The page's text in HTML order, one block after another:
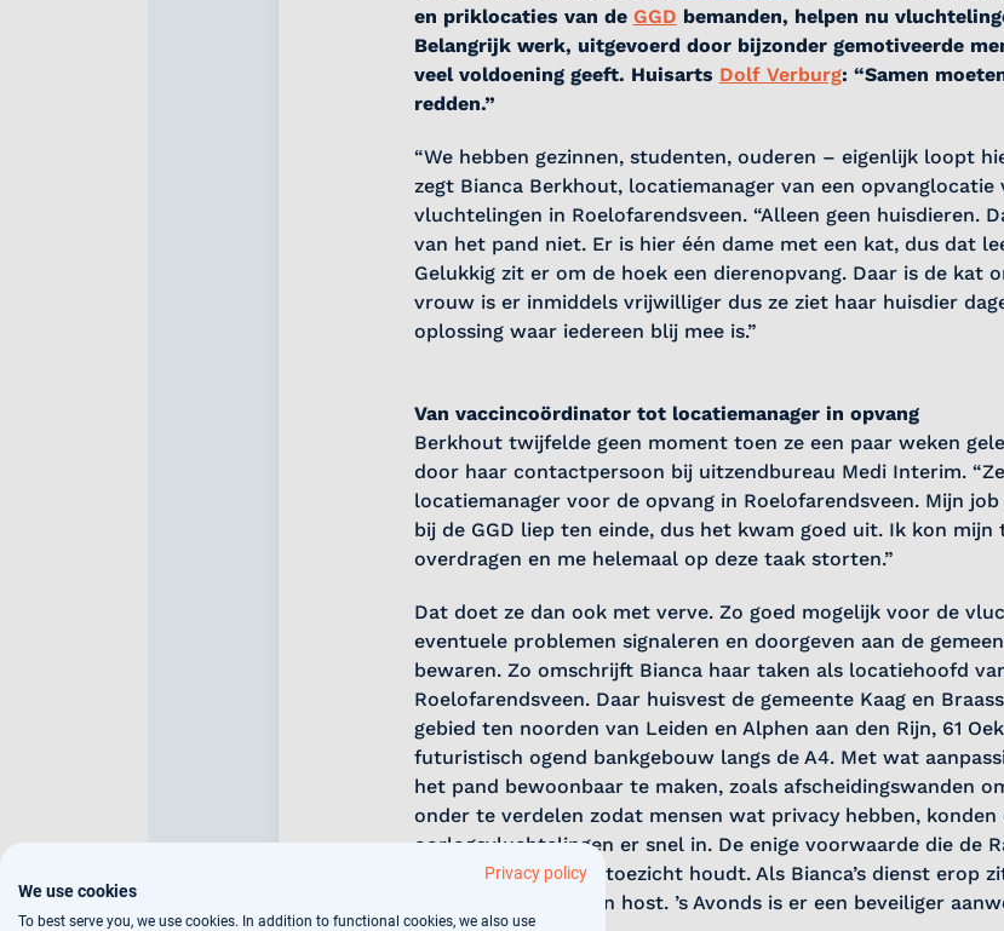
en priklocaties van de GGD bemanden, helpen nu
Belangrijk werk, uitgevoerd door bijzonder gemotiveerde
veel voldoening geeft. Huisarts Dolf Verburg: “Samen
redden.”
“We hebben gezinnen, studenten, ouderen – eigenlijk loopt
zegt Bianca Berkhout, locatiemanager van een opvanglocatie
vluchtelingen in Roelofarendsveen. “Alleen geen huisdieren.
van het pand niet. Er is hier één dame met een kat, dus dat
Gelukkig zit er om de hoek een dierenopvang. Daar is de kat
vrouw is er inmiddels vrijwilliger dus ze ziet haar huisdier
oplossing waar iedereen blij mee is.”
Van vaccincoördinator tot locatiemanager in opvang
Berkhout twijfelde geen moment toen ze een paar weken
door haar contactpersoon bij uitzendbureau Medi Interim.
locatiemanager voor de opvang in Roelofarendsveen. Mijn
bij de GGD liep ten einde, dus het kwam goed uit. Ik kon mijn
overdragen en me helemaal op deze taak storten.”
Dat doet ze dan ook met verve. Zo goed mogelijk voor de
eventuele problemen signaleren en doorgeven aan de
bewaren. Zo omschrijft Bianca haar taken als locatiehoofd
Roelofarendsveen. Daar huisvest de gemeente Kaag en
gebied ten noorden van Leiden en Alphen aan den Rijn, 61
futuristisch ogend bankgebouw langs de A4. Met wat
het pand bewoonbaar te maken, zoals afscheidingswanden
onder te verdelen zodat mensen wat privacy hebben, konden
oorlogsvluchtelingen er snel in. De enige voorwaarde die de
dat er altijd iemand toezicht houdt. Als Bianca’s dienst erop
afgewisseld door een host. ’s Avonds is er een beveiliger
Privacy policy
We use cookies
To best serve you, we use cookies. In addition to functional cookies, we also use